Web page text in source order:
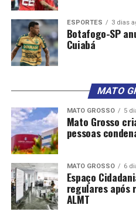
ESPORTES 3 dias
Botafogo-SP
Cuiabá
MATO
MATO GROSSO 5
Mato Grosso
pessoas
MATO GROSSO 6
Espaço
regulares após
ALMT